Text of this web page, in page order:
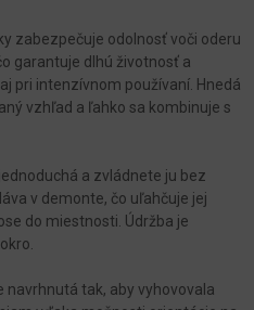
zabezpečuje odolnosť voči oderu
garantuje dlhú životnosť a
pri intenzívnom používaní. Hnedá
vzhľad a ľahko sa kombinuje s
a zvládnete ju bez
v demonte, čo uľahčuje jej
do miestnosti. Údržba je
navrhnutá tak, aby vyhovovala